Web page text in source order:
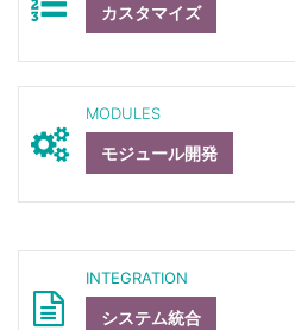
カスタマイズ
MODULES
モジュール開発
INTEGRATION
システム統合